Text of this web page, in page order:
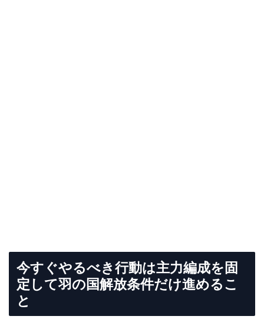
今すぐやるべき行動は主力編成を固
定して羽の国解放条件だけ進めるこ
と